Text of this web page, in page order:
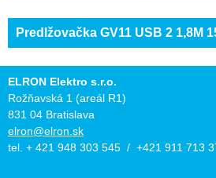
Predlžovačka GV11 USB 2 1,8M
ELRON Elektro s.r.o.
Rožňavská 1 (areál R1)
831 04 Bratislava
elron@elron.sk
tel. + 421 948 303 545 / +421 911 713